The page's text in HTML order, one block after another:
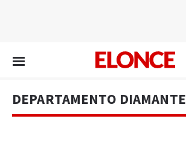
DEPARTAMENTO DIAMANTE